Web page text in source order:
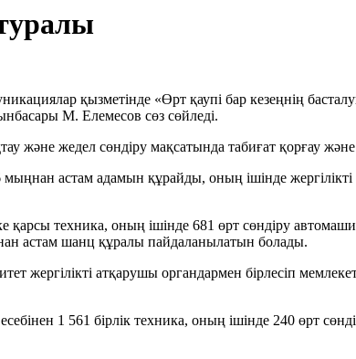
қызметінде «Өрт қаупі бар кезеңнің
М. Елемесов сөз сөйледі.
және жедел сөндіру мақсатында табиғат қорғау
астам адамын құрайды, оның ішінде
қарсы техника, оның ішінде 681 өрт сөндіру
астам шанц құралы пайдаланылатын болады.
атқарушы органдармен бірлесіп
1 561 бірлік техника, оның ішінде 240 өрт